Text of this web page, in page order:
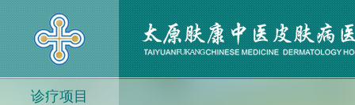
诊疗项目